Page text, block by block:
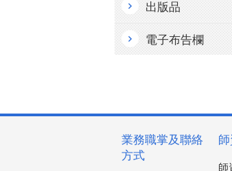
出版品
電子布告欄
業務職掌及聯絡
方式
師